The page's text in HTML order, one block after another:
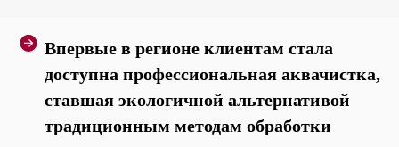
Впервые в регионе клиентам стала
доступна профессиональная аквачистка,
ставшая экологичной альтернативой
традиционным методам обработки